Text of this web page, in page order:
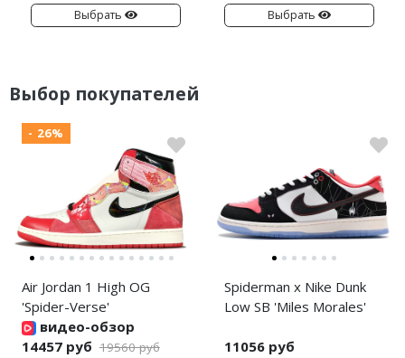
Выбрать Выбрать
Выбор покупателей
- 26%
Air Jordan 1 High OG
'Spider-Verse'
видео-обзор
14457 руб 19560 руб
Spiderman x Nike Dunk
Low SB 'Miles Morales'
11056 руб